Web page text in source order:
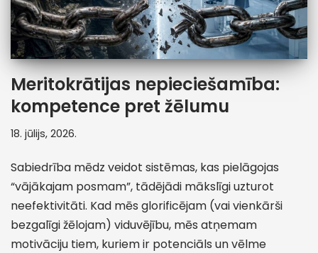
Meritokrātijas nepieciešamība:
kompetence pret žēlumu
18. jūlijs, 2026.
Sabiedrība mēdz veidot sistēmas, kas pielāgojas
“vājākajam posmam”, tādējādi mākslīgi uzturot
neefektivitāti. Kad mēs glorificējam (vai vienkārši
bezgalīgi žēlojam) viduvējību, mēs atņemam
motivāciju tiem, kuriem ir potenciāls un vēlme